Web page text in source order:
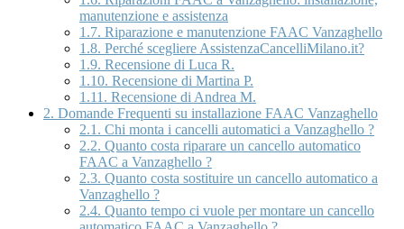
manutenzione e assistenza
1.7. Riparazione e manutenzione FAAC Vanzaghello
1.8. Perché scegliere AssistenzaCancelliMilano.it?
1.9. Recensione di Luca R.
1.10. Recensione di Martina P.
1.11. Recensione di Andrea M.
2. Domande Frequenti su installazione FAAC Vanzaghello
2.1. Chi monta i cancelli automatici a Vanzaghello ?
2.2. Quanto costa riparare un cancello automatico
FAAC a Vanzaghello ?
2.3. Quanto costa sostituire un cancello automatico a
Vanzaghello ?
2.4. Quanto tempo ci vuole per montare un cancello